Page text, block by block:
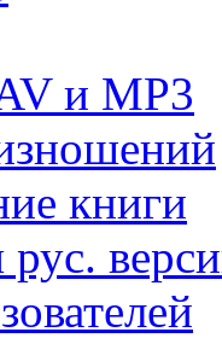
и MP3
книги